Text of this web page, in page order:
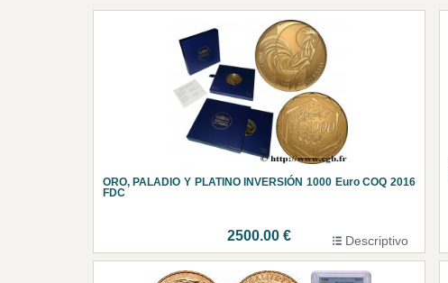
ORO, PALADIO Y PLATINO INVERSIÓN 1000 Euro COQ 2016
FDC
2500.00 € Descriptivo